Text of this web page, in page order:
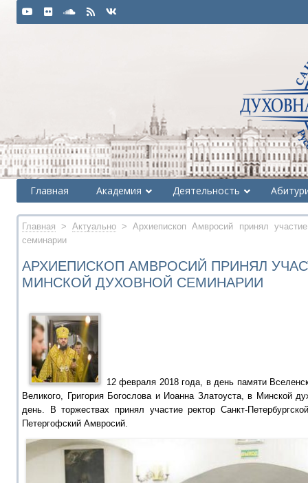
Главная Академия Деятельность
Главная >Актуально > Архиепископ Амвросий принял
семинарии
АРХИЕПИСКОП АМВРОСИЙ ПРИНЯЛ
МИНСКОЙ ДУХОВНОЙ СЕМИНАРИИ
12 февраля 2018 года, в день памяти
Великого, Григория Богослова и Иоанна Златоуста, в Минской
день. В торжествах принял участие ректор Санкт-
Петергофский Амвросий.